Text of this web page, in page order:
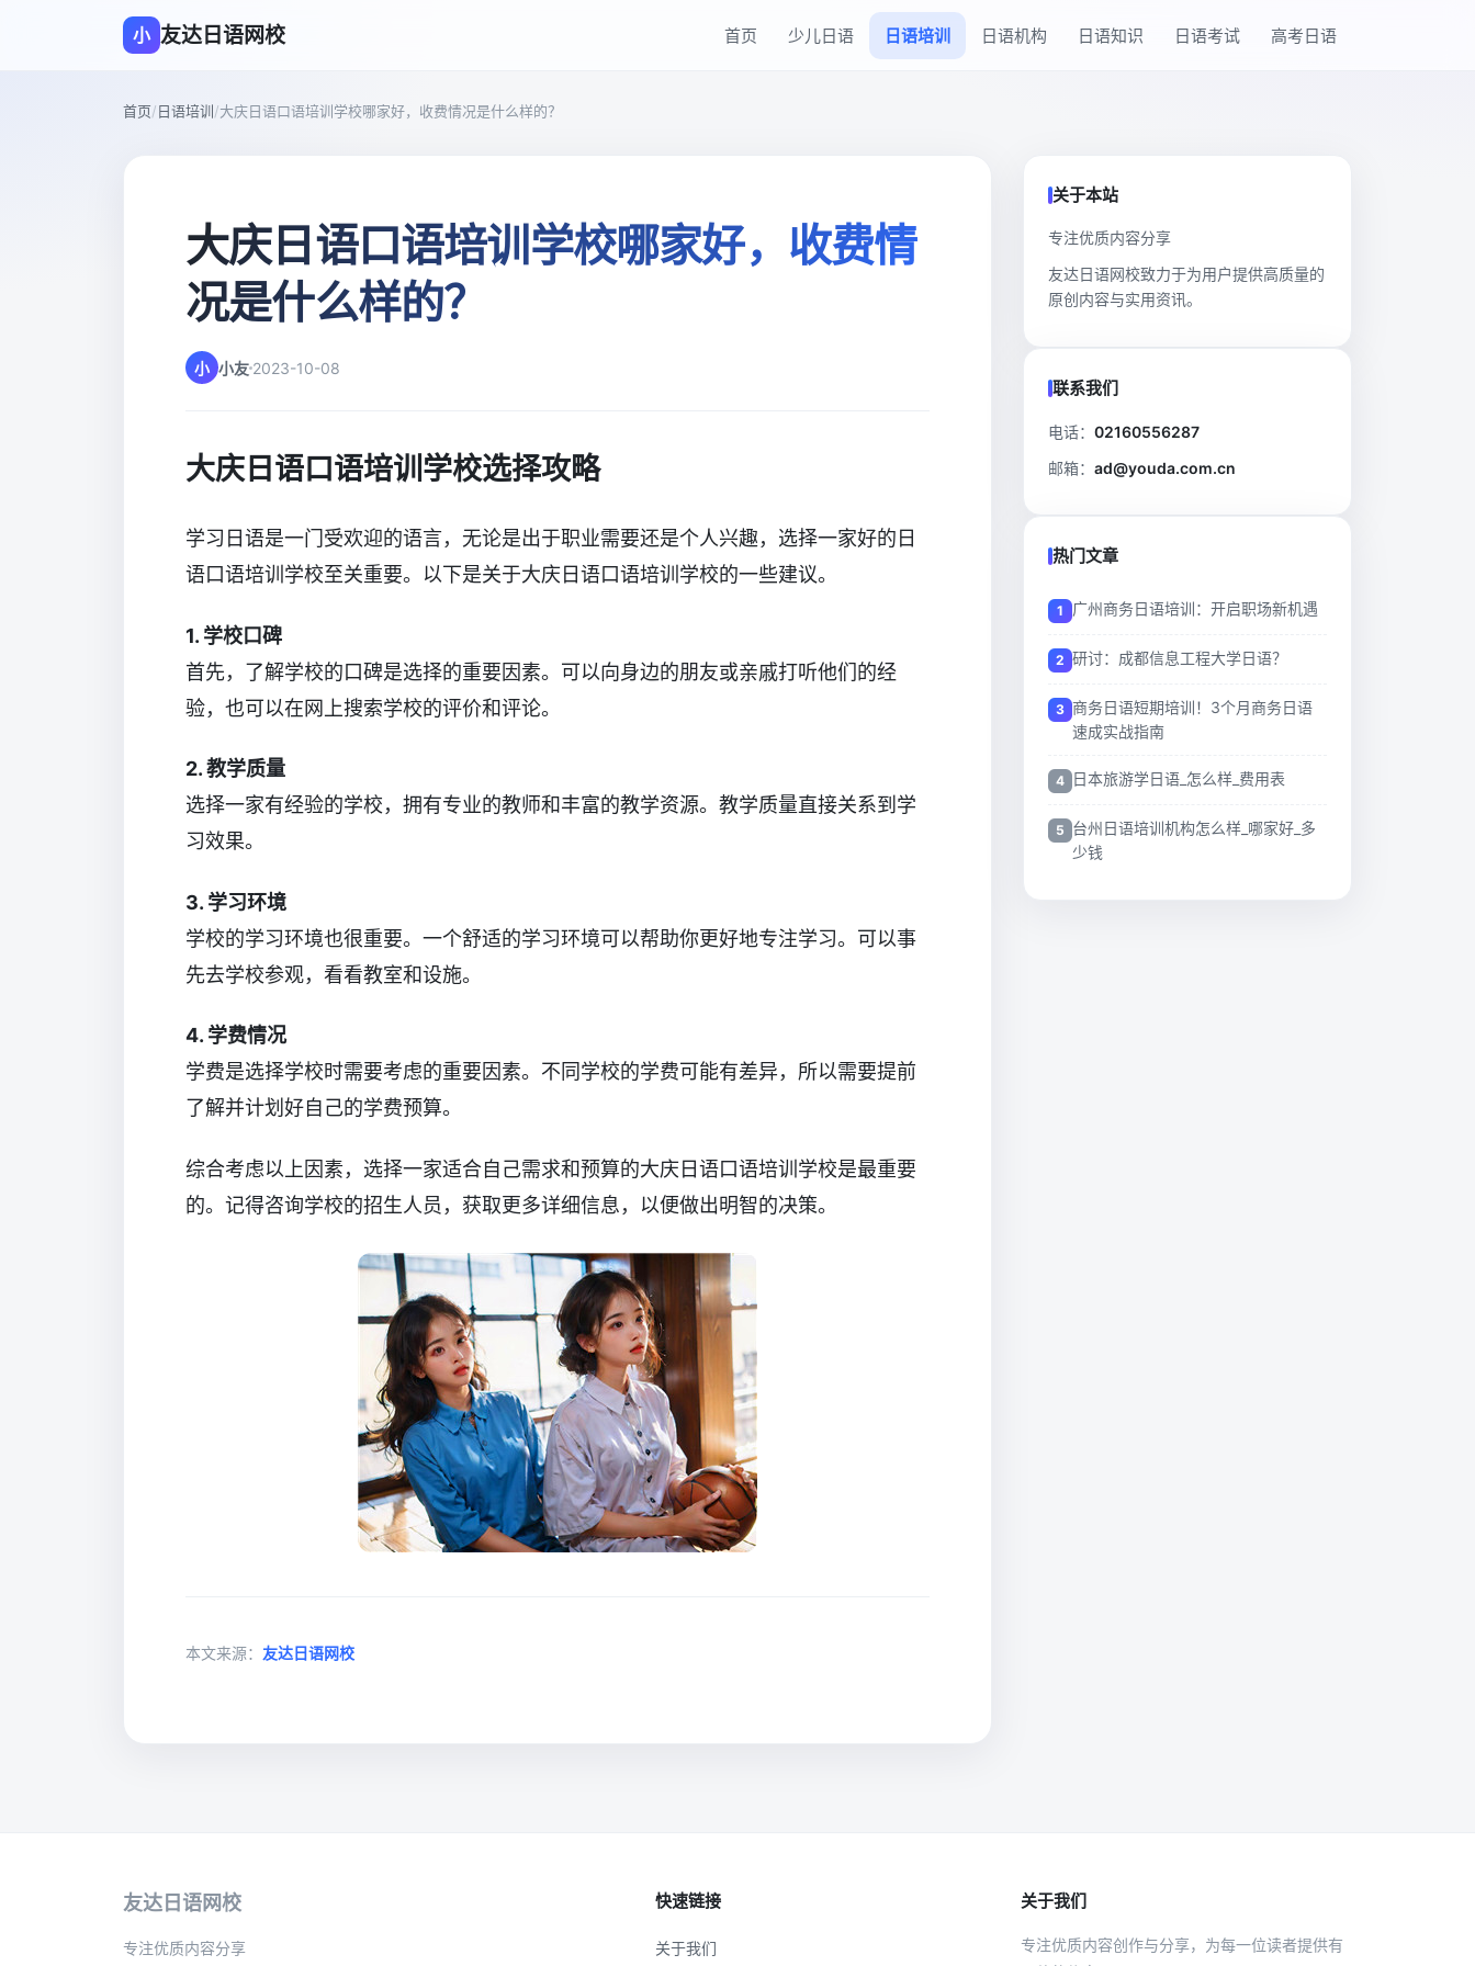
小 友达日语网校 首页 少儿日语 日语培训 日语机构 日语知识 日语考试 高考日语
首页/日语培训/大庆日语口语培训学校哪家好，收费情况是什么样的？
大庆日语口语培训学校哪家好，收费情
况是什么样的？
小 小友 2023-10-08
大庆日语口语培训学校选择攻略
学习日语是一门受欢迎的语言，无论是出于职业需要还是个人兴趣，选择一家好的日
语口语培训学校至关重要。以下是关于大庆日语口语培训学校的一些建议。
1. 学校口碑
首先，了解学校的口碑是选择的重要因素。可以向身边的朋友或亲戚打听他们的经
验，也可以在网上搜索学校的评价和评论。
2. 教学质量
选择一家有经验的学校，拥有专业的教师和丰富的教学资源。教学质量直接关系到学
习效果。
3. 学习环境
学校的学习环境也很重要。一个舒适的学习环境可以帮助你更好地专注学习。可以事
先去学校参观，看看教室和设施。
4. 学费情况
学费是选择学校时需要考虑的重要因素。不同学校的学费可能有差异，所以需要提前
了解并计划好自己的学费预算。
综合考虑以上因素，选择一家适合自己需求和预算的大庆日语口语培训学校是最重要
的。记得咨询学校的招生人员，获取更多详细信息，以便做出明智的决策。
本文来源： 友达日语网校
关于本站
专注优质内容分享
友达日语网校致力于为用户提供高质量的
原创内容与实用资讯。
联系我们
电话： 02160556287
邮箱： ad@youda.com.cn
热门文章
广州商务日语培训：开启职场新机遇
研讨：成都信息工程大学日语？
商务日语短期培训！3个月商务日语
速成实战指南
日本旅游学日语_怎么样_费用表
台州日语培训机构怎么样_哪家好_多
少钱
友达日语网校
专注优质内容分享
快速链接
关于我们
关于我们
专注优质内容创作与分享，为每一位读者提供有